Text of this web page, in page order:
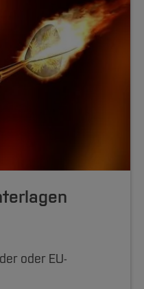
oder EU-